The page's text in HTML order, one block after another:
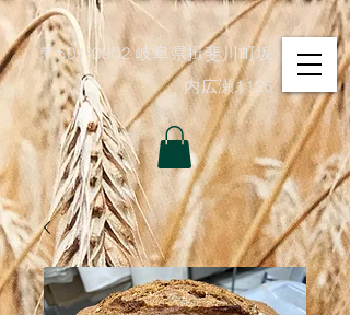
〒501-0902 岐阜県揖斐川町坂
内広瀬1126